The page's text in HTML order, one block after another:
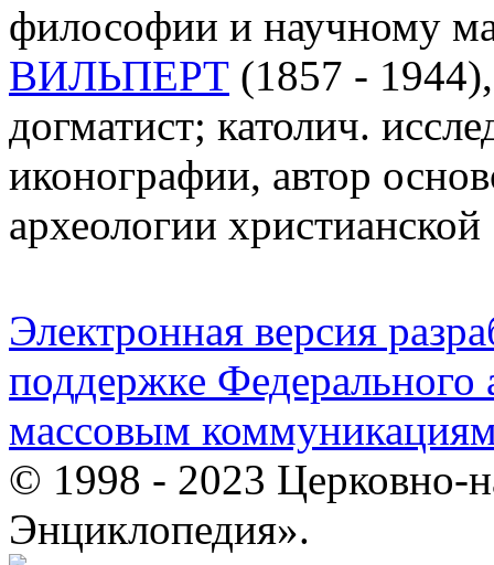
философии и научному
ВИЛЬПЕРТ (1857 - 1944),
догматист; католич.
иконографии, автор
археологии христианской
Электронная версия
поддержке Федерального
массовым
© 1998 - 2023 Церковно-
Энциклопедия».